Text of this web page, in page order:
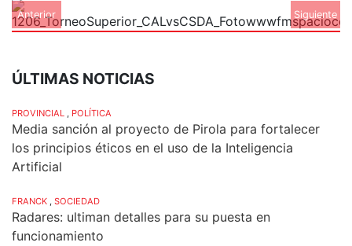
Anterior Siguiente
ÚLTIMAS NOTICIAS
PROVINCIAL , POLÍTICA
Media sanción al proyecto de Pirola para fortalecer
los principios éticos en el uso de la Inteligencia
Artificial
FRANCK , SOCIEDAD
Radares: ultiman detalles para su puesta en
funcionamiento